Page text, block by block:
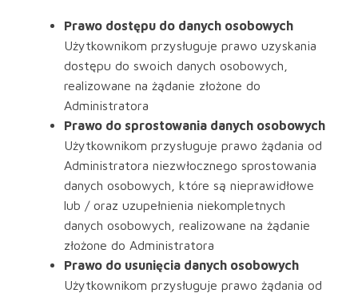
Prawo dostępu do danych osobowych
Użytkownikom przysługuje prawo uzyskania
dostępu do swoich danych osobowych,
realizowane na żądanie złożone do
Administratora
Prawo do sprostowania danych osobowych
Użytkownikom przysługuje prawo żądania od
Administratora niezwłocznego sprostowania
danych osobowych, które są nieprawidłowe
lub / oraz uzupełnienia niekompletnych
danych osobowych, realizowane na żądanie
złożone do Administratora
Prawo do usunięcia danych osobowych
Użytkownikom przysługuje prawo żądania od